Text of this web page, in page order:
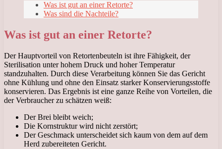
Was ist gut an einer Retorte?
Was sind die Nachteile?
Was ist gut an einer Retorte?
Der Hauptvorteil von Retortenbeuteln ist ihre Fähigkeit, der
Sterilisation unter hohem Druck und hoher Temperatur
standzuhalten. Durch diese Verarbeitung können Sie das Gericht
ohne Kühlung und ohne den Einsatz starker Konservierungsstoffe
konservieren. Das Ergebnis ist eine ganze Reihe von Vorteilen, die
der Verbraucher zu schätzen weiß:
Der Brei bleibt weich;
Die Kornstruktur wird nicht zerstört;
Der Geschmack unterscheidet sich kaum von dem auf dem
Herd zubereiteten Gericht.